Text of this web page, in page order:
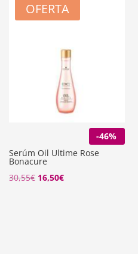
OFERTA
-46%
Serúm Oil Ultime Rose
Bonacure
30,55€ El
16,50€El